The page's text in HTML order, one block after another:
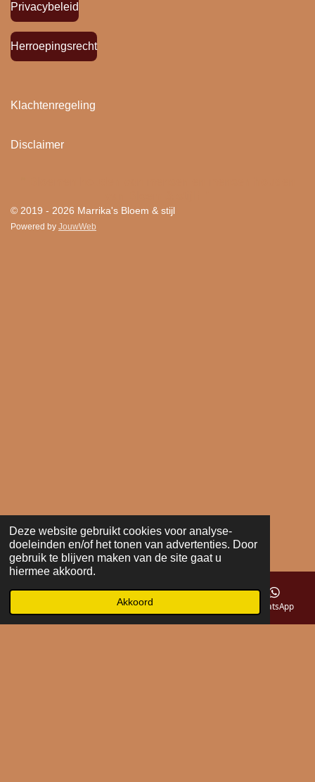
Deze website gebruikt cookies voor analyse-
doeleinden en/of het tonen van advertenties. Door
gebruik te blijven maken van de site gaat u
hiermee akkoord.
Akkoord
Privacybeleid
Herroepingsrecht
Klachtenregeling
Disclaimer
© 2019 - 2026 Marrika's Bloem & stijl
Powered by JouwWeb
Telefoonnummer WhatsApp